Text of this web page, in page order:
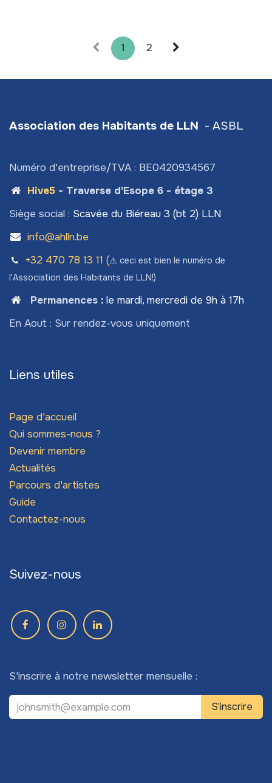
1 2
Association des Habitants de LLN - ASBL
Numéro d'entreprise/TVA : BE0420934567
Hive5- Traverse d'Esope 6 - étage 3
Siège social : Scavée du Biéreau 3 (bt 2) LLN
info@ahlln.be
+32 470 78​ 13 11 (⚠️ ceci est bien le numéro de
l'Association des Habitants de LLN!)
Permanences: le mardi, mercredi de 9h à 17h
En Aout : Sur rendez-vous uniquement
Liens utiles
Page d'accueil
Qui sommes-nous ?
Devenir membre
Actualités
Parcours d'artistes
Guide
Contactez-nous
Suivez-nous
S'inscrire à notre newsletter mensuelle :
S'inscrire